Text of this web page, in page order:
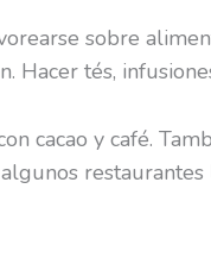
sobre
Hacer tés,
cacao y café.